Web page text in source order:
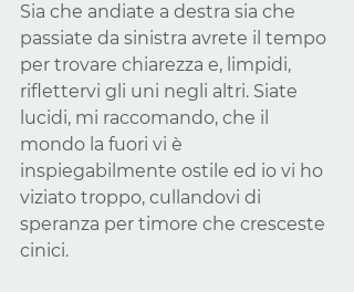
Sia che andiate a destra sia che
passiate da sinistra avrete il tempo
per trovare chiarezza e, limpidi,
riflettervi gli uni negli altri. Siate
lucidi, mi raccomando, che il
mondo la fuori vi è
inspiegabilmente ostile ed io vi ho
viziato troppo, cullandovi di
speranza per timore che cresceste
cinici.